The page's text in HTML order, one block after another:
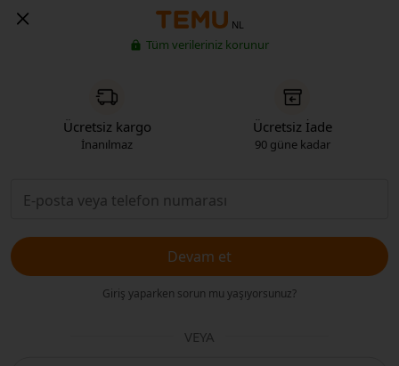
NL
Tüm verileriniz korunur
Ücretsiz kargo
İnanılmaz
Ücretsiz İade
90 güne kadar
Devam et
Giriş yaparken sorun mu yaşıyorsunuz?
VEYA